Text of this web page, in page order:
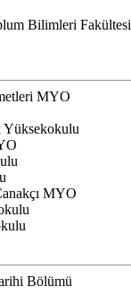
Bilimleri Fakültesi
MYO
MYO
Bölümü